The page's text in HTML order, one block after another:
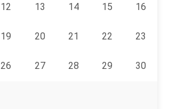
12 13 14 15 16
19 20 21 22 23
26 27 28 29 30